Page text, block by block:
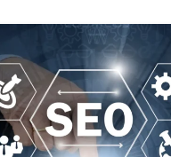
を明示し、必要最小限
。
の利用目的）
を利用する目的は、以下